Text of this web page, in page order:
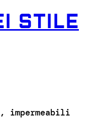
STILE
impermeabili